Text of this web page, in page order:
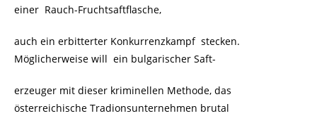
einer Rauch-Fruchtsaftflasche,
auch ein erbitterter Konkurrenzkampf stecken.
Möglicherweise will ein bulgarischer Saft-
erzeuger mit dieser kriminellen Methode, das
österreichische Tradionsunternehmen brutal